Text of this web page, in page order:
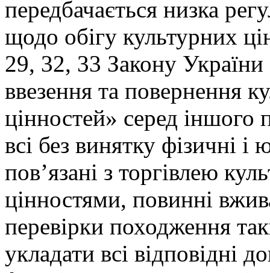
передбачається низка
щодо обігу культурних
29, 32, 33 Закону
ввезення та повернення
цінностей» серед іншого
всі без винятку фізичні
пов’язані з торгівлею
цінностями, повинні
перевірки походження
укладати всі відповідні